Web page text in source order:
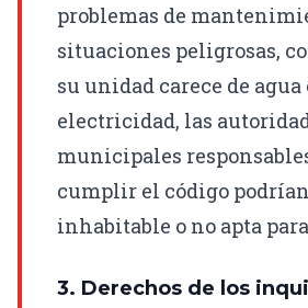
problemas de
situaciones peligrosas,
su unidad carece de agua
electricidad, las
municipales
cumplir el código
inhabitable o no apta
3. Derechos de los